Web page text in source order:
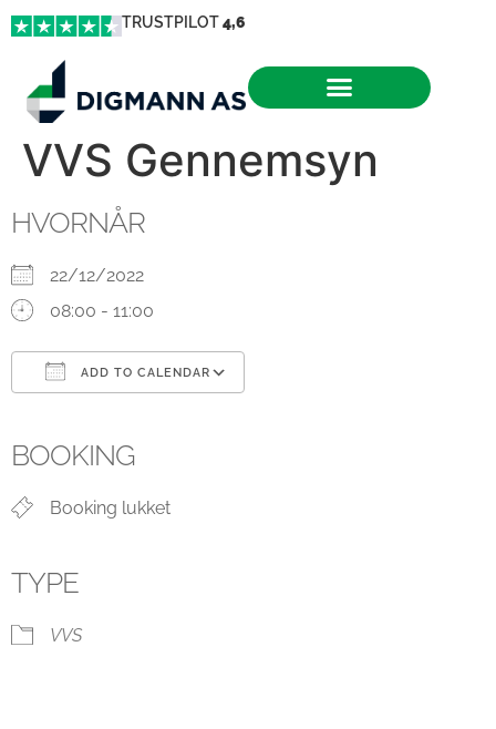
TRUSTPILOT4,6
VVS Gennemsyn
HVORNÅR
22/12/2022
08:00 - 11:00
ADD TO CALENDAR
BOOKING
Booking lukket
TYPE
VVS